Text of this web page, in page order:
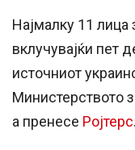
Најмалку 11 лица
вклучувајќи пет
источниот
Министерството
а пренесе Ројтерс.